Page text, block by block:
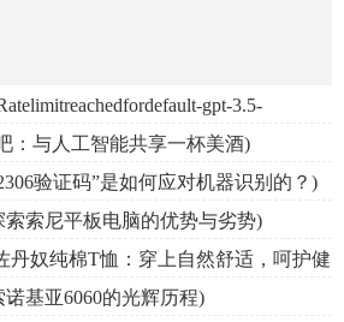
gpt-3.5-
：与人工智能共享一杯美酒)
验证码”是如何应对机器识别的？)
索尼平板电脑的优势与劣势)
丹奴纯棉T恤：穿上自然舒适，呵护健
诺基亚6060的光辉历程)